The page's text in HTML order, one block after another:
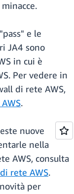
e le
JA4 sono
in cui è
Per vedere in
di rete AWS,
.
nuove
nella
AWS, consulta
rete AWS.
per